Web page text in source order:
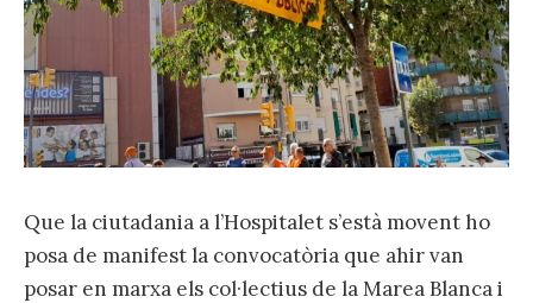
Que la ciutadania a l’Hospitalet s’està movent ho
posa de manifest la convocatòria que ahir van
posar en marxa els col·lectius de la Marea Blanca i